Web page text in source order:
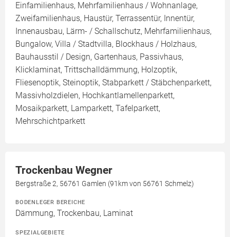
Einfamilienhaus, Mehrfamilienhaus / Wohnanlage,
Zweifamilienhaus, Haustür, Terrassentür, Innentür,
Innenausbau, Lärm- / Schallschutz, Mehrfamilienhaus,
Bungalow, Villa / Stadtvilla, Blockhaus / Holzhaus,
Bauhausstil / Design, Gartenhaus, Passivhaus,
Klicklaminat, Trittschalldämmung, Holzoptik,
Fliesenoptik, Steinoptik, Stabparkett / Stäbchenparkett,
Massivholzdielen, Hochkantlamellenparkett,
Mosaikparkett, Lamparkett, Tafelparkett,
Mehrschichtparkett
Trockenbau Wegner
Bergstraße 2, 56761 Gamlen (91km von 56761 Schmelz)
BODENLEGER BEREICHE
Dämmung, Trockenbau, Laminat
SPEZIALGEBIETE